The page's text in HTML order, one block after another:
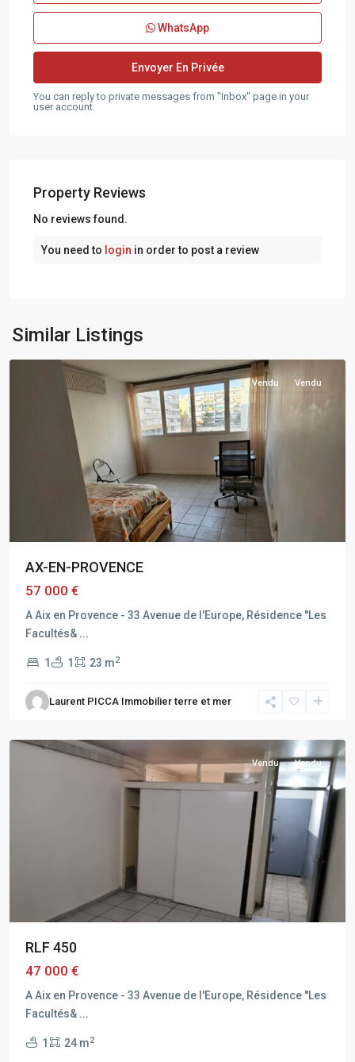
WhatsApp
You can reply to private messages from "Inbox" page in your
user account.
Property Reviews
No reviews found.
You need to login in order to post a review
Similar Listings
EN
PROVENCE
Vendu Vendu
AX-EN-PROVENCE
57 000 €
A Aix en Provence - 33 Avenue de l'Europe, Résidence ''Les
Facultés& ...
1 1 23 m2
Laurent PICCA Immobilier terre et mer
AIX
EN
Vendu Vendu
RLF 450
47 000 €
A Aix en Provence - 33 Avenue de l'Europe, Résidence ''Les
Facultés& ...
1 24 m2